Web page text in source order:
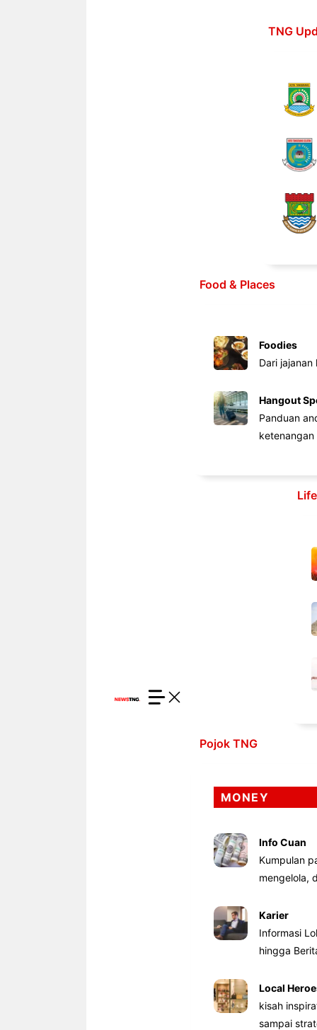
TNG
Food & Places
Foodies
Dari
Hangout
Panduan
ketenangan
Pojok TNG
MONEY
Info Cuan
Kumpulan
mengelola,
Karier
Informasi
hingga
Local
kisah
sampai